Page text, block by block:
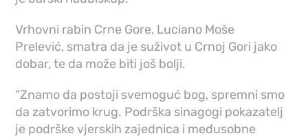
Vrhovni rabin Crne Gore, Luciano Moše
Prelević, smatra da je suživot u Crnoj Gori jako
dobar, te da može biti još bolji.
“Znamo da postoji svemoguć bog, spremni smo
da zatvorimo krug. Podrška sinagogi pokazatelj
je podrške vjerskih zajednica i međusobne